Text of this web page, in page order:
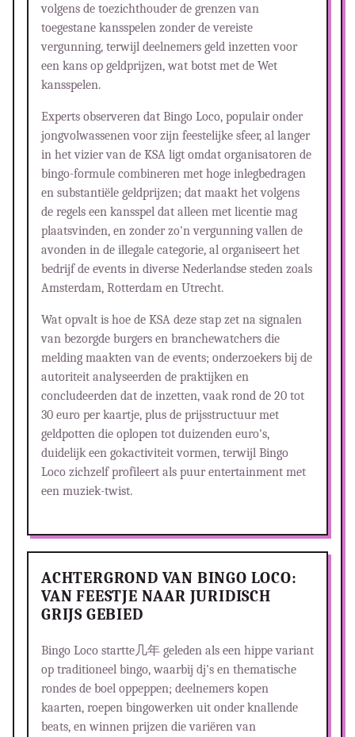
volgens de toezichthouder de grenzen van
toegestane kansspelen zonder de vereiste
vergunning, terwijl deelnemers geld inzetten voor
een kans op geldprijzen, wat botst met de Wet
kansspelen.
Experts observeren dat Bingo Loco, populair onder
jongvolwassenen voor zijn feestelijke sfeer, al langer
in het vizier van de KSA ligt omdat organisatoren de
bingo-formule combineren met hoge inlegbedragen
en substantiële geldprijzen; dat maakt het volgens
de regels een kansspel dat alleen met licentie mag
plaatsvinden, en zonder zo'n vergunning vallen de
avonden in de illegale categorie, al organiseert het
bedrijf de events in diverse Nederlandse steden zoals
Amsterdam, Rotterdam en Utrecht.
Wat opvalt is hoe de KSA deze stap zet na signalen
van bezorgde burgers en branchewatchers die
melding maakten van de events; onderzoekers bij de
autoriteit analyseerden de praktijken en
concludeerden dat de inzetten, vaak rond de 20 tot
30 euro per kaartje, plus de prijsstructuur met
geldpotten die oplopen tot duizenden euro's,
duidelijk een gokactiviteit vormen, terwijl Bingo
Loco zichzelf profileert als puur entertainment met
een muziek-twist.
ACHTERGROND VAN BINGO LOCO:
VAN FEESTJE NAAR JURIDISCH
GRIJS GEBIED
Bingo Loco startte几年 geleden als een hippe variant
op traditioneel bingo, waarbij dj's en thematische
rondes de boel oppeppen; deelnemers kopen
kaarten, roepen bingowerken uit onder knallende
beats, en winnen prijzen die variëren van